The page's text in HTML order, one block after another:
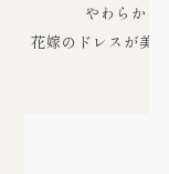
やわらかな
花嫁のドレスが美